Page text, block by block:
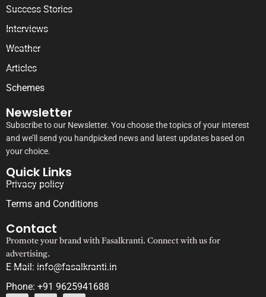
Success Stories
Interviews
Weather
Articles
Schemes
Newsletter
Subscribe to our Newsletter. You choose the topics of your interest
and we’ll send you handpicked news and latest updates based on
your choice.
Quick Links
Privacy policy
Terms and Conditions
Contact
Promote your brand with Fasalkranti. Connect with us for
advertising.
E-Mail: info@fasalkranti.in
Phone: +91 9625941688